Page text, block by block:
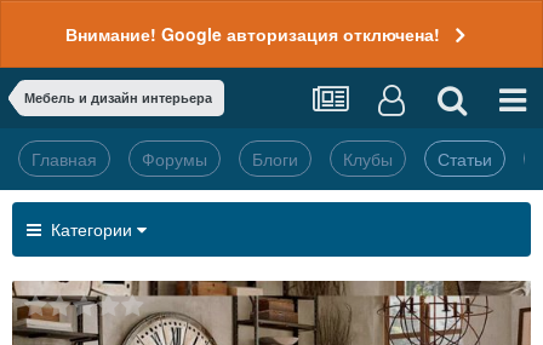
Внимание! Google авторизация отключена!
Мебель и дизайн интерьера
Главная Форумы Блоги Клубы Статьи
Категории